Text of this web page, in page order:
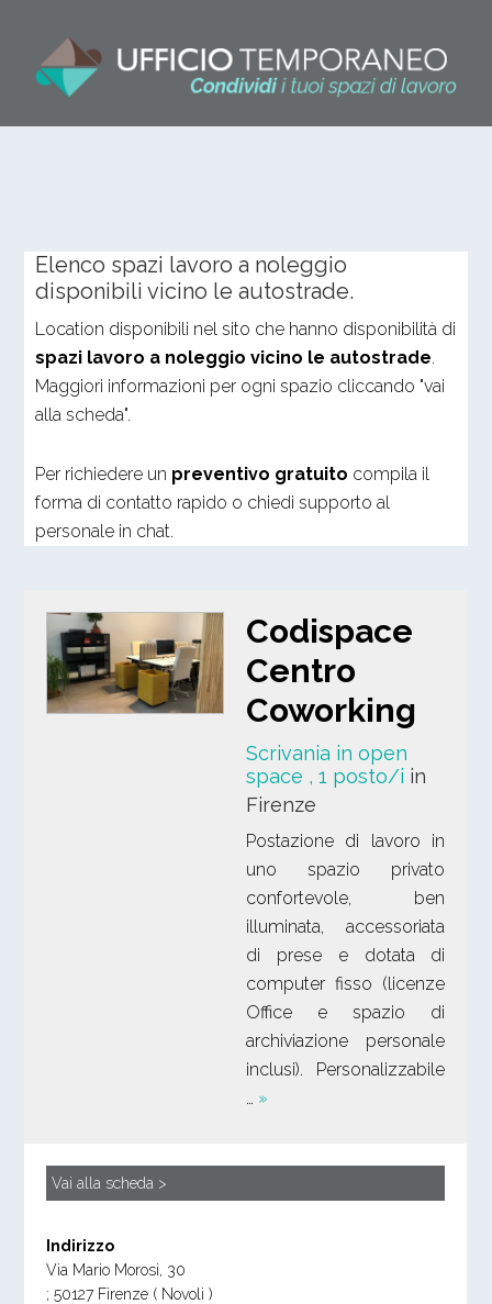
Elenco spazi lavoro a noleggio
disponibili vicino le autostrade.
Location disponibili nel sito che hanno disponibilità di
spazi lavoro a noleggio vicino le autostrade.
Maggiori informazioni per ogni spazio cliccando "vai
alla scheda".
Per richiedere un preventivo gratuito compila il
forma di contatto rapido o chiedi supporto al
personale in chat.
Codispace
Centro
Coworking
Scrivania in open
space , 1 posto/i in
Firenze
Postazione di lavoro in
uno spazio privato
confortevole, ben
illuminata, accessoriata
di prese e dotata di
computer fisso (licenze
Office e spazio di
archiviazione personale
inclusi). Personalizzabile
… »
Vai alla scheda >
Indirizzo
Via Mario Morosi, 30
;50127 Firenze ( Novoli )